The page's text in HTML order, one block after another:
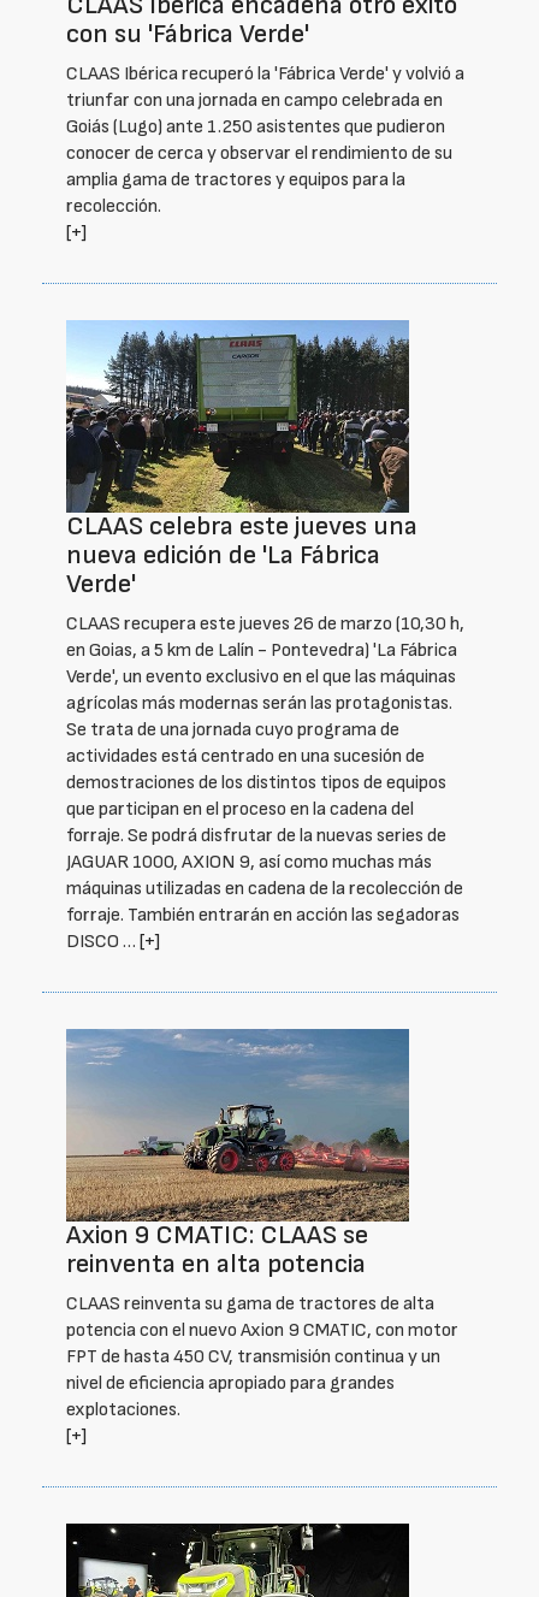
con su 'Fábrica Verde'
CLAAS Ibérica recuperó la 'Fábrica Verde' y volvió a
triunfar con una jornada en campo celebrada en
Goiás (Lugo) ante 1.250 asistentes que pudieron
conocer de cerca y observar el rendimiento de su
amplia gama de tractores y equipos para la
recolección.
[+]
CLAAS celebra este jueves una
nueva edición de 'La Fábrica
Verde'
CLAAS recupera este jueves 26 de marzo (10,30 h,
en Goias, a 5 km de Lalín - Pontevedra) 'La Fábrica
Verde', un evento exclusivo en el que las máquinas
agrícolas más modernas serán las protagonistas.
Se trata de una jornada cuyo programa de
actividades está centrado en una sucesión de
demostraciones de los distintos tipos de equipos
que participan en el proceso en la cadena del
forraje. Se podrá disfrutar de la nuevas series de
JAGUAR 1000, AXION 9, así como muchas más
máquinas utilizadas en cadena de la recolección de
forraje. También entrarán en acción las segadoras
DISCO … [+]
Axion 9 CMATIC: CLAAS se
reinventa en alta potencia
CLAAS reinventa su gama de tractores de alta
potencia con el nuevo Axion 9 CMATIC, con motor
FPT de hasta 450 CV, transmisión continua y un
nivel de eficiencia apropiado para grandes
explotaciones.
[+]